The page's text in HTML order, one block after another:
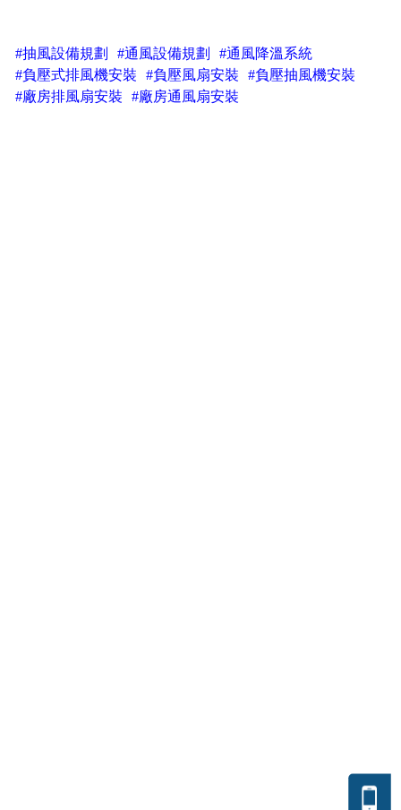
#抽風設備規劃 #通風設備規劃
#通風降溫系統
#負壓式排風機安裝
#負壓風扇安裝
#負壓抽風機安裝
#廠房排風扇安裝
#廠房通風扇安裝